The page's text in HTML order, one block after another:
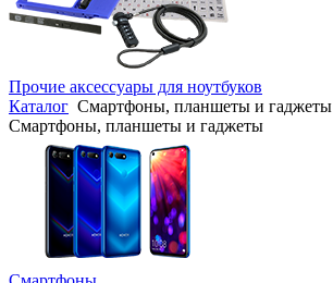
Прочие аксессуары для ноутбуков
Каталог Смартфоны, планшеты и гаджеты
Смартфоны, планшеты и гаджеты